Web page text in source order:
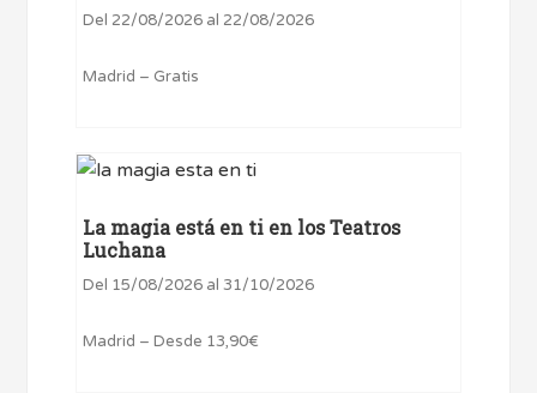
Del 22/08/2026 al 22/08/2026
Madrid – Gratis
La magia está en ti en los Teatros
Luchana
Del 15/08/2026 al 31/10/2026
Madrid – Desde 13,90€